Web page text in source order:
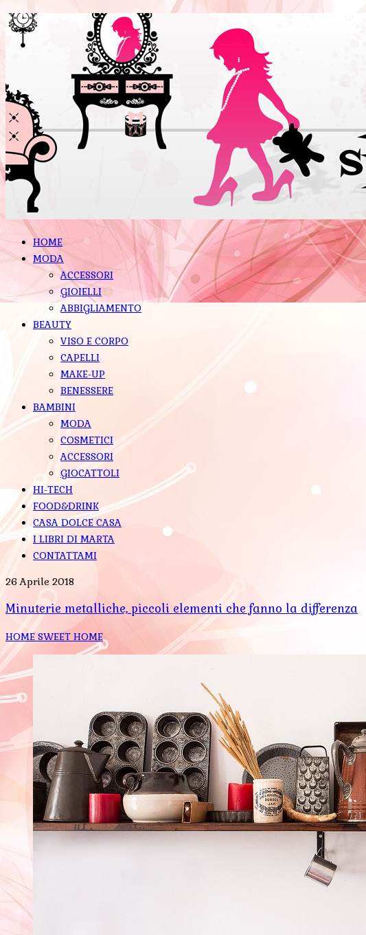
HOME
MODA
ACCESSORI
GIOIELLI
ABBIGLIAMENTO
BEAUTY
VISO E CORPO
CAPELLI
MAKE-UP
BENESSERE
BAMBINI
MODA
COSMETICI
ACCESSORI
GIOCATTOLI
HI-TECH
FOOD&DRINK
CASA DOLCE CASA
I LIBRI DI MARTA
CONTATTAMI
26 Aprile 2018
Minuterie metalliche, piccoli elementi che fanno la differenza
HOME SWEET HOME